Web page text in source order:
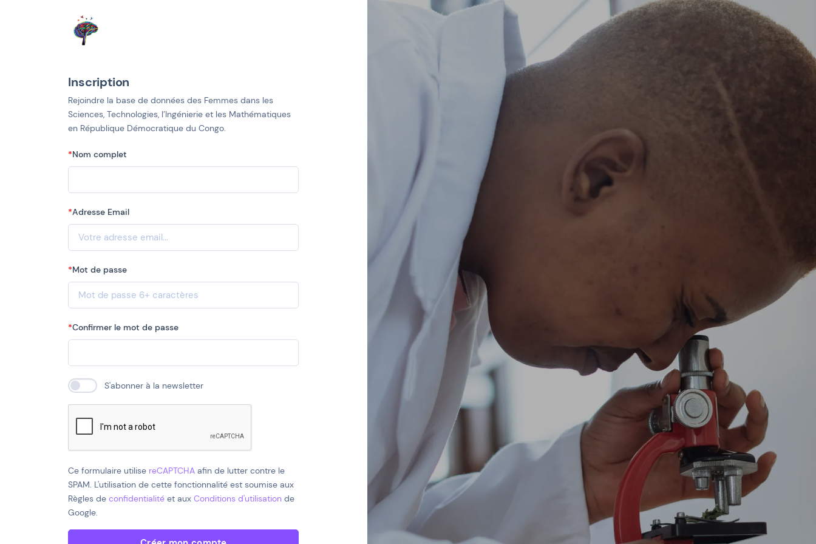
Inscription
Rejoindre la base de données des Femmes dans les
Sciences, Technologies, l’Ingénierie et les Mathématiques
en République Démocratique du Congo.
Nom complet
Adresse Email
Mot de passe
Confirmer le mot de passe
S'abonner à la newsletter
Ce formulaire utilise reCAPTCHA afin de lutter contre le
SPAM. L'utilisation de cette fonctionnalité est soumise aux
Règles deconfidentialité et auxConditions d'utilisation de
Google.